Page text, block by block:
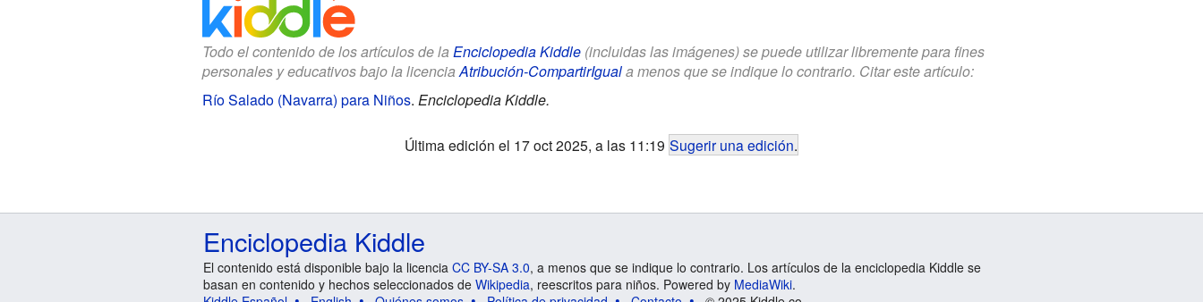
Todo el contenido de los artículos de la Enciclopedia Kiddle(incluidas las imágenes) se puede utilizar libremente para fines
personales y educativos bajo la licenciaAtribución-CompartirIguala menos que se indique lo contrario. Citar este artículo:
Río Salado (Navarra) para Niños. Enciclopedia Kiddle.
Última edición el 17 oct 2025, a las 11:19 Sugerir una edición.
Enciclopedia Kiddle
El contenido está disponible bajo la licencia CC BY-SA 3.0, a menos que se indique lo contrario. Los artículos de la enciclopedia Kiddle se
basan en contenido y hechos seleccionados de Wikipedia, reescritos para niños. Powered by MediaWiki.